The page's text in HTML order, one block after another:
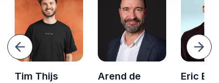
Tim Thijs
Arend de
Eric